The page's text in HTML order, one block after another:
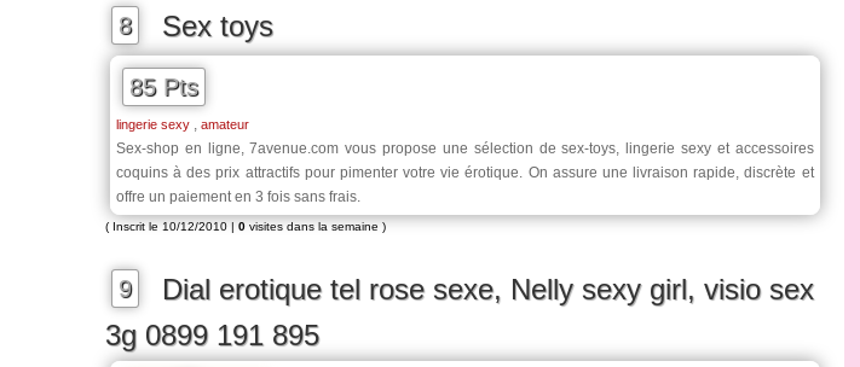
8 Sex toys
85 Pts
lingerie sexy , amateur
Sex-shop en ligne, 7avenue.com vous propose une sélection de sex-toys, lingerie sexy et accessoires
coquins à des prix attractifs pour pimenter votre vie érotique. On assure une livraison rapide, discrète et
offre un paiement en 3 fois sans frais.
( Inscrit le 10/12/2010 | 0 visites dans la semaine )
9
Dial erotique tel rose sexe, Nelly sexy girl, visio sex
3g 0899 191 895